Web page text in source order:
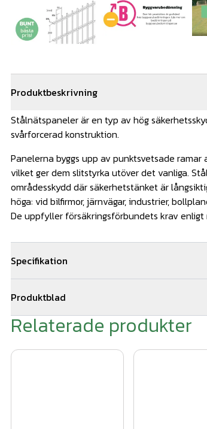
Produktbeskrivning
Stålnätspaneler är en typ av hög
svårforcerad konstruktion.
Panelerna byggs upp av punktsvetsade
vilket ger dem slitstyrka utöver det vanliga.
områdesskydd där säkerhetstänket är
höga: vid bilfirmor, järnvägar, industrier,
De uppfyller försäkringsförbundets krav enligt
Specifikation
Färg: Svart, RAL 9005
Antal: 1 styck
Produktblad
produktblad stålnätspaneler 2022.pdf
Skötsel & underhåll Stålnätspanel.pdf
Relaterade produkter